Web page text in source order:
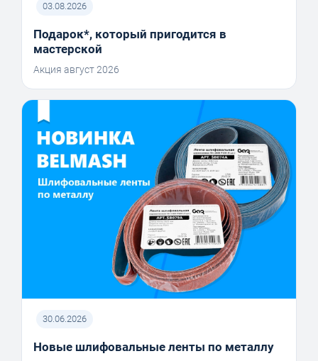
03.08.2026
Подарок*, который пригодится в
мастерской
Акция август 2026
30.06.2026
Новые шлифовальные ленты по металлу